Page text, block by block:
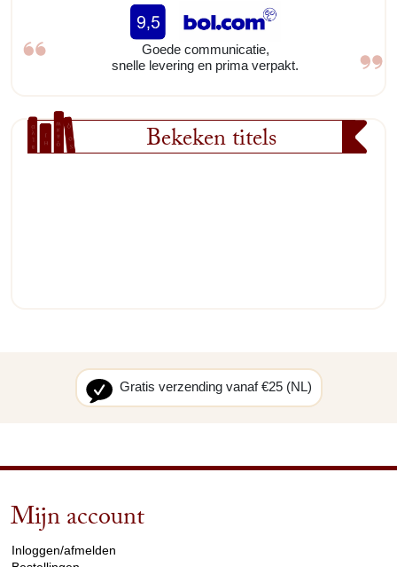
Goede communicatie,
snelle levering en prima verpakt.
Bekeken titels
Gratis verzending vanaf €25 (NL)
Mijn account
Inloggen/afmelden